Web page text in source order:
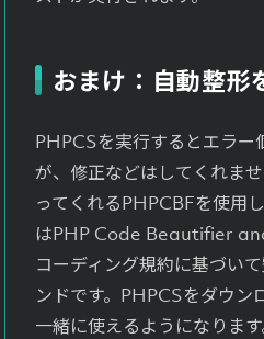
おまけ：自動整形
PHPCSを実行するとエラー
が、修正などはしてくれま
ってくれるPHPCBFを使用
はPHP Code Beautifier
コーディング規約に基づい
ンドです。PHPCSをダウン
一緒に使えるようになります